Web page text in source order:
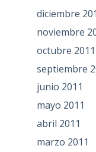
diciembre
noviembre
octubre 2011
septiembre
junio 2011
mayo 2011
abril 2011
marzo 2011